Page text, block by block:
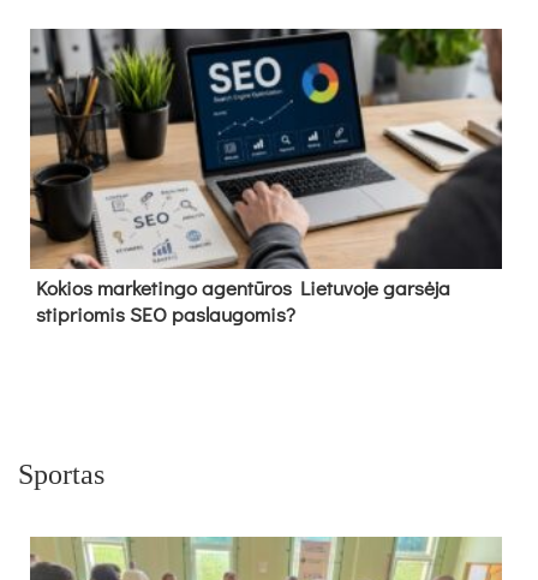
Kokios marketingo agentūros Lietuvoje garsėja
stipriomis SEO paslaugomis?
Sportas